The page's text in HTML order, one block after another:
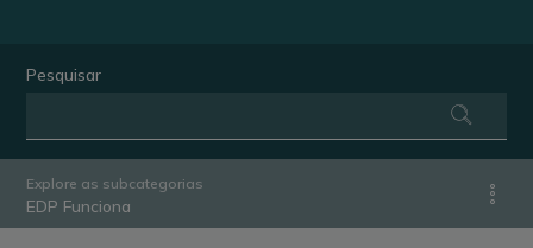
Pesquisar
Explore as subcategorias
EDP Funciona